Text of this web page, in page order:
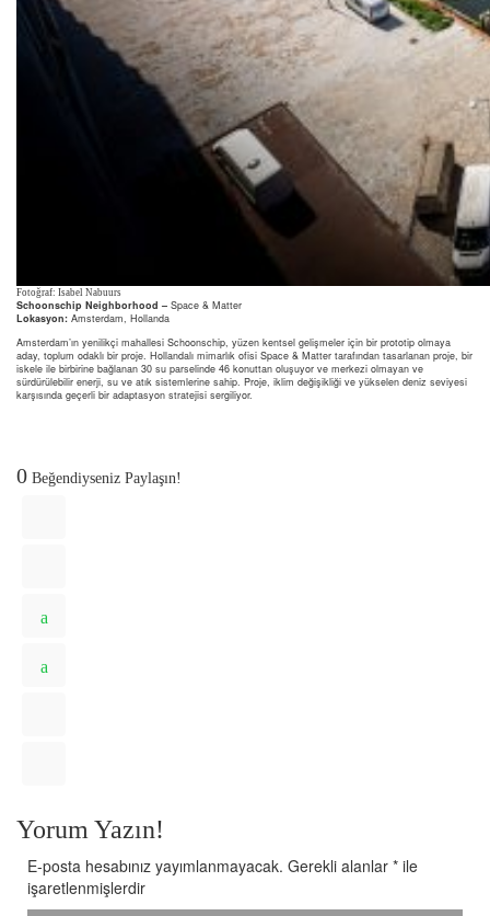
Fotoğraf: Isabel Nabuurs
Schoonschip Neighborhood – Space & Matter
Lokasyon: Amsterdam, Hollanda
Amsterdam’ın yenilikçi mahallesi Schoonschip, yüzen kentsel gelişmeler için bir prototip olmaya
aday, toplum odaklı bir proje. Hollandalı mimarlık ofisi Space & Matter tarafından tasarlanan proje, bir
iskele ile birbirine bağlanan 30 su parselinde 46 konuttan oluşuyor ve merkezi olmayan ve
sürdürülebilir enerji, su ve atık sistemlerine sahip. Proje, iklim değişikliği ve yükselen deniz seviyesi
karşısında geçerli bir adaptasyon stratejisi sergiliyor.
0 Beğendiyseniz Paylaşın!
Yorum Yazın!
E-posta hesabınız yayımlanmayacak. Gerekli alanlar * ile
işaretlenmişlerdir